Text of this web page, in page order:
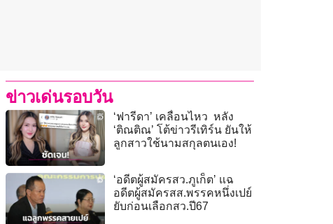
ข่าวเด่นรอบวัน
‘ฟารีดา’ เคลื่อนไหว หลัง
‘ติณติณ’ โต้ข่าวรีเทิร์น ยันให้
ลูกสาวใช้นามสกุลตนเอง!
‘อดีตผู้สมัครสว.ภูเก็ต’ แฉ
อดีตผู้สมัครสส.พรรคหนึ่งเปย์
ยับก่อนเลือกสว.ปี67